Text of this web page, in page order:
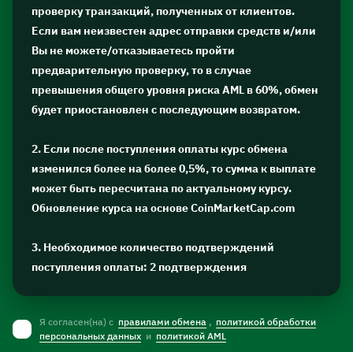
проверку транзакций, полученных от клиентов.
Если вам неизвестен адрес отправки средств и/или
Вы не можете/отказываетесь пройти
предварительную проверку, то в случае
превышения общего уровня риска AML в 60%, обмен
будет приостановлен с последующим возвратом.
2. Если после поступления оплаты курс обмена
изменился более на более 0,5%, то сумма к выплате
может быть пересчитана по актуальному курсу.
Обновление курса на основе CoinMarketCap.com
3. Необходимое количество подтверждений
поступления оплаты: 2 подтверждения
Я согласен(на) с правилами обмена , политикой обработки
персональных данных и политикой AML